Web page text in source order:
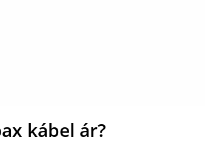
kábel ár?